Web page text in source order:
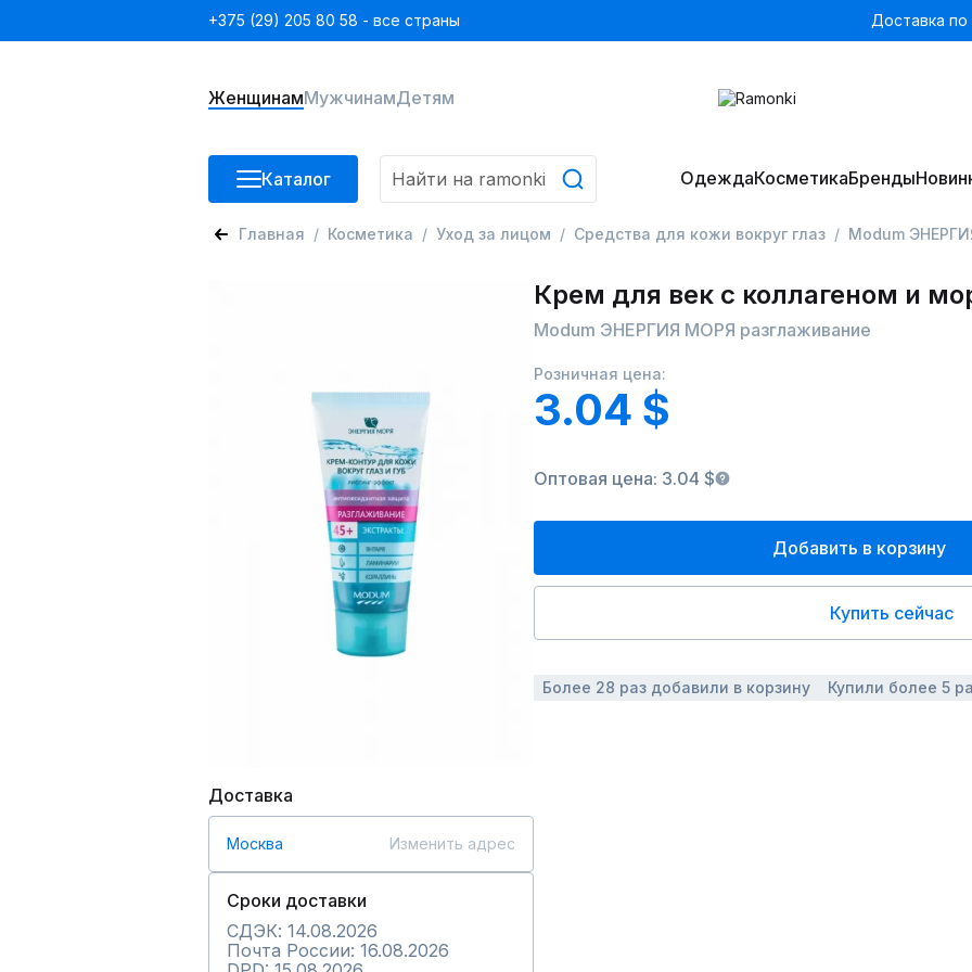
+375 (29) 205 80 58 - все страны Доставка
ЖенщинамМужчинамДетям
Каталог ОдеждаКосметикаБренды
Главная Косметика Уход за лицом Средства для кожи вокруг глаз Modum
Доставка
Москва Изменить адрес
Сроки доставки
СДЭК: 14.08.2026
Почта России: 16.08.2026
Крем для век с коллагеном и
Modum ЭНЕРГИЯ МОРЯ разглаживание
Розничная цена:
3.04 $
Оптовая цена: 3.04 $
Добавить в корзину
Купить сейчас
Более 28 раз добавили в корзину Купили более 5